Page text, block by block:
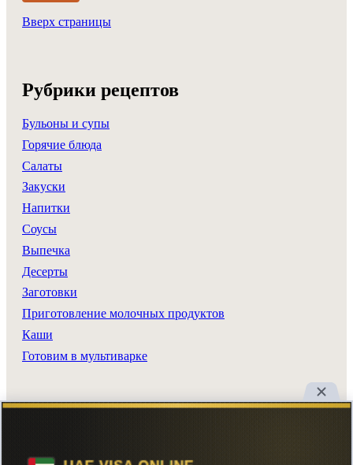
Вверх страницы
Рубрики рецептов
Бульоны и супы
Горячие блюда
Салаты
Закуски
Напитки
Соусы
Выпечка
Десерты
Заготовки
Приготовление молочных продуктов
Каши
Готовим в мультиварке